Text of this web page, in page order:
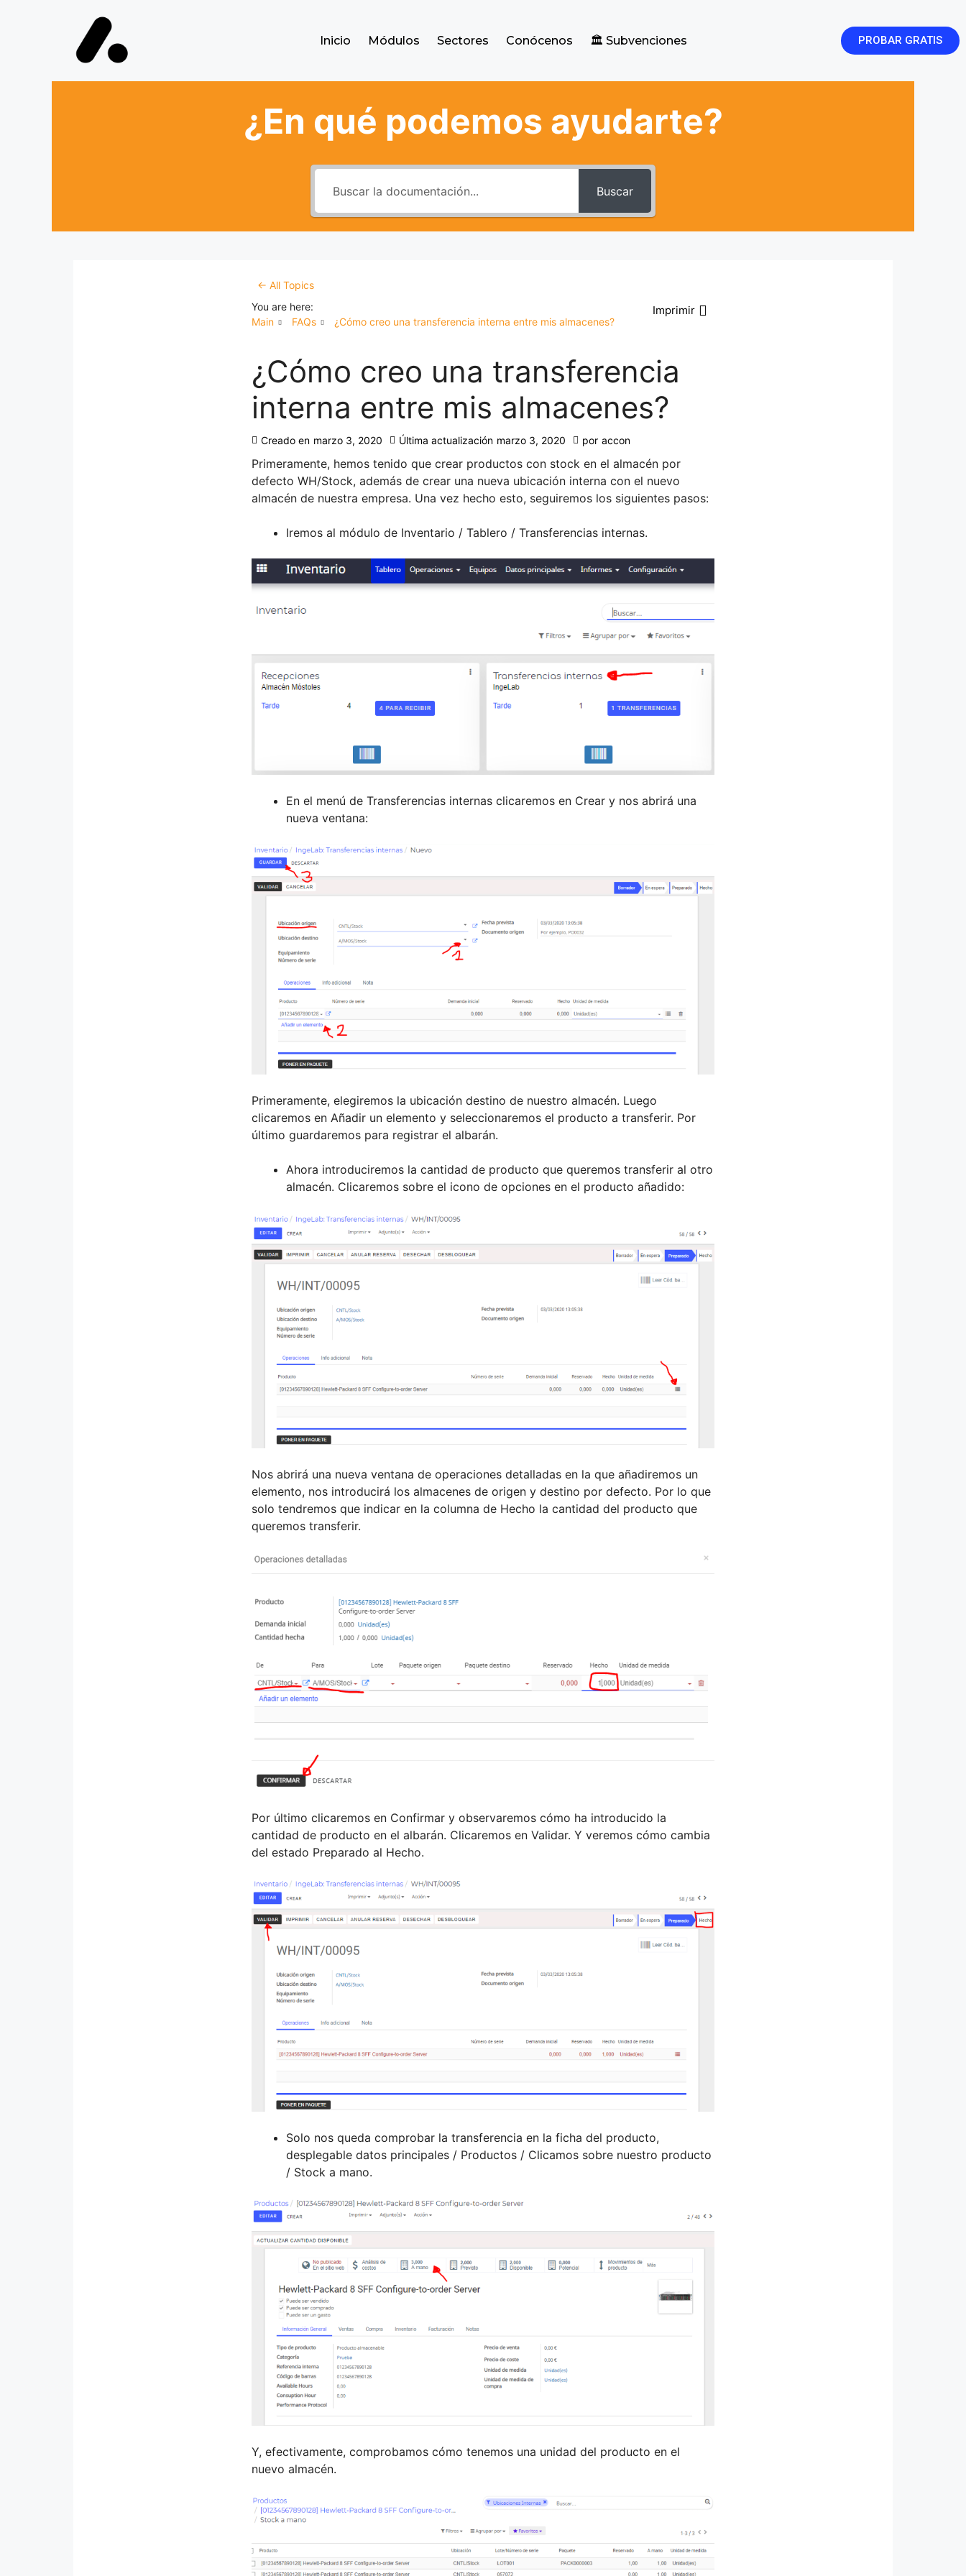
Inicio Módulos Sectores Conócenos 🏛️ Subvenciones PROBAR GRATIS
¿En qué podemos ayudarte?
Buscar
← All Topics
You are here:
Main
FAQs ¿Cómo creo una transferencia interna entre mis almacenes?
Imprimir
¿Cómo creo una transferencia
interna entre mis almacenes?
Creado en marzo 3, 2020 Última actualización marzo 3, 2020 por accon
Primeramente, hemos tenido que crear productos con stock en el almacén por
defecto WH/Stock, además de crear una nueva ubicación interna con el nuevo
almacén de nuestra empresa. Una vez hecho esto, seguiremos los siguientes pasos:
Iremos al módulo de Inventario / Tablero / Transferencias internas.
En el menú de Transferencias internas clicaremos en Crear y nos abrirá una
nueva ventana:
Primeramente, elegiremos la ubicación destino de nuestro almacén. Luego
clicaremos en Añadir un elemento y seleccionaremos el producto a transferir. Por
último guardaremos para registrar el albarán.
Ahora introduciremos la cantidad de producto que queremos transferir al otro
almacén. Clicaremos sobre el icono de opciones en el producto añadido:
Nos abrirá una nueva ventana de operaciones detalladas en la que añadiremos un
elemento, nos introducirá los almacenes de origen y destino por defecto. Por lo que
solo tendremos que indicar en la columna de Hecho la cantidad del producto que
queremos transferir.
Por último clicaremos en Confirmar y observaremos cómo ha introducido la
cantidad de producto en el albarán. Clicaremos en Validar. Y veremos cómo cambia
del estado Preparado al Hecho.
Solo nos queda comprobar la transferencia en la ficha del producto,
desplegable datos principales / Productos / Clicamos sobre nuestro producto
/ Stock a mano.
Y, efectivamente, comprobamos cómo tenemos una unidad del producto en el
nuevo almacén.